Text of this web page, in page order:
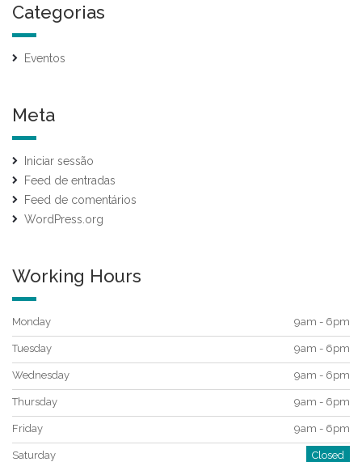
Categorias
Eventos
Meta
Iniciar sessão
Feed de entradas
Feed de comentários
WordPress.org
Working Hours
Monday 9am - 6pm
Tuesday 9am - 6pm
Wednesday 9am - 6pm
Thursday 9am - 6pm
Friday 9am - 6pm
Saturday Closed